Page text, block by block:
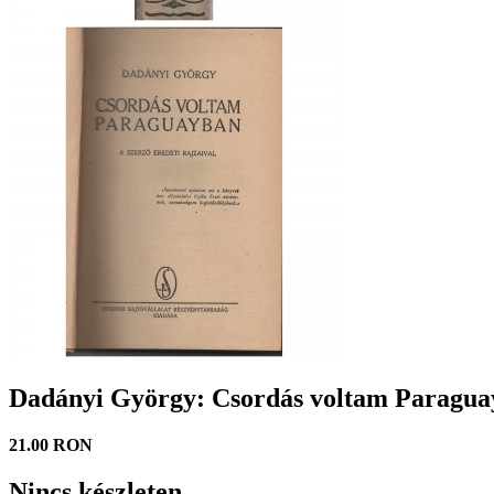
Dadányi György: Csordás voltam
21.00 RON